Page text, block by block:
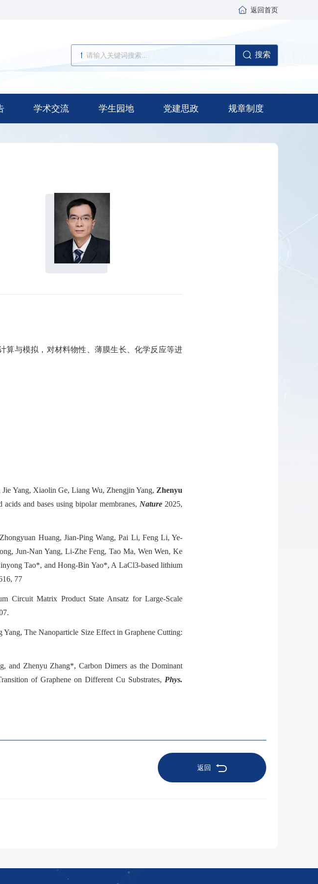
返回首页
搜索
学术交流 学生园地 党建思政 规章制度
算与模拟，对材料物性、薄膜生长、化学反应等进
Yang, Xiaolin Ge, Liang Wu, Zhengjin Yang, Zhenyu
and bases using bipolar membranes, Nature 2025,
Huang, Jian-Ping Wang, Pai Li, Feng Li, Ye-
Jun-Nan Yang, Li-Zhe Feng, Tao Ma, Wen Wen, Ke
Tao*, and Hong-Bin Yao*, A LaCl3-based lithium
77
Circuit Matrix Product State Ansatz for Large-Scale
Yang, The Nanoparticle Size Effect in Graphene Cutting:
and Zhenyu Zhang*, Carbon Dimers as the Dominant
of Graphene on Different Cu Substrates, Phys.
返回